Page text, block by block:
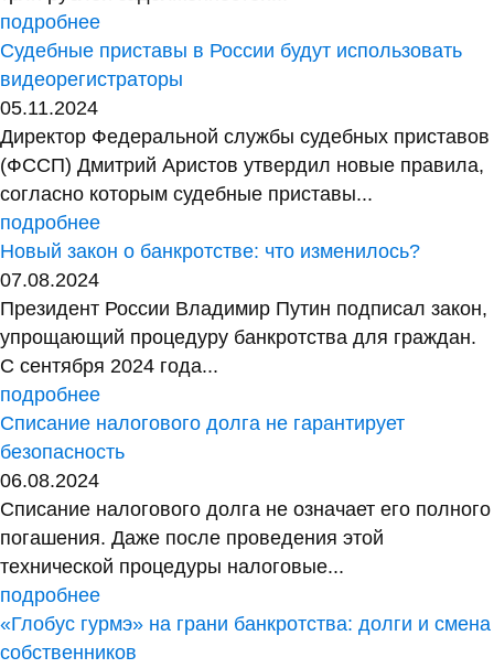
подробнее
Судебные приставы в России будут использовать
видеорегистраторы
05.11.2024
Директор Федеральной службы судебных приставов
(ФССП) Дмитрий Аристов утвердил новые правила,
согласно которым судебные приставы...
подробнее
Новый закон о банкротстве: что изменилось?
07.08.2024
Президент России Владимир Путин подписал закон,
упрощающий процедуру банкротства для граждан.
С сентября 2024 года...
подробнее
Списание налогового долга не гарантирует
безопасность
06.08.2024
Списание налогового долга не означает его полного
погашения. Даже после проведения этой
технической процедуры налоговые...
подробнее
«Глобус гурмэ» на грани банкротства: долги и смена
собственников